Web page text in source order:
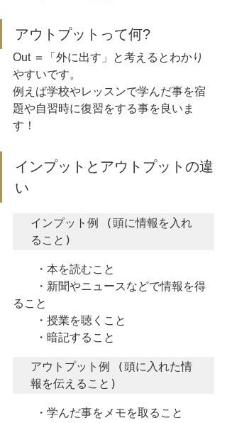
アウトプットって何?
Out ＝「外に出す」と考えるとわかり
やすいです。
例えば学校やレッスンで学んだ事を宿
題や自習時に復習をする事を良いま
す！
インプットとアウトプットの違
い
インプット例 (頭に情報を入れ
ること)
・本を読むこと
・新聞やニュースなどで情報を得
ること
・授業を聴くこと
・暗記すること
アウトプット例 (頭に入れた情
報を伝えること)
・学んだ事をメモを取ること